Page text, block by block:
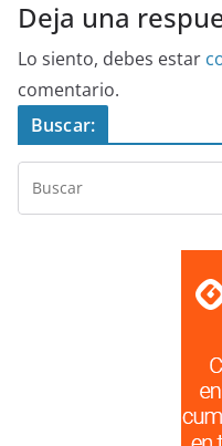
Deja una
Lo siento, debes estar
comentario.
Buscar: